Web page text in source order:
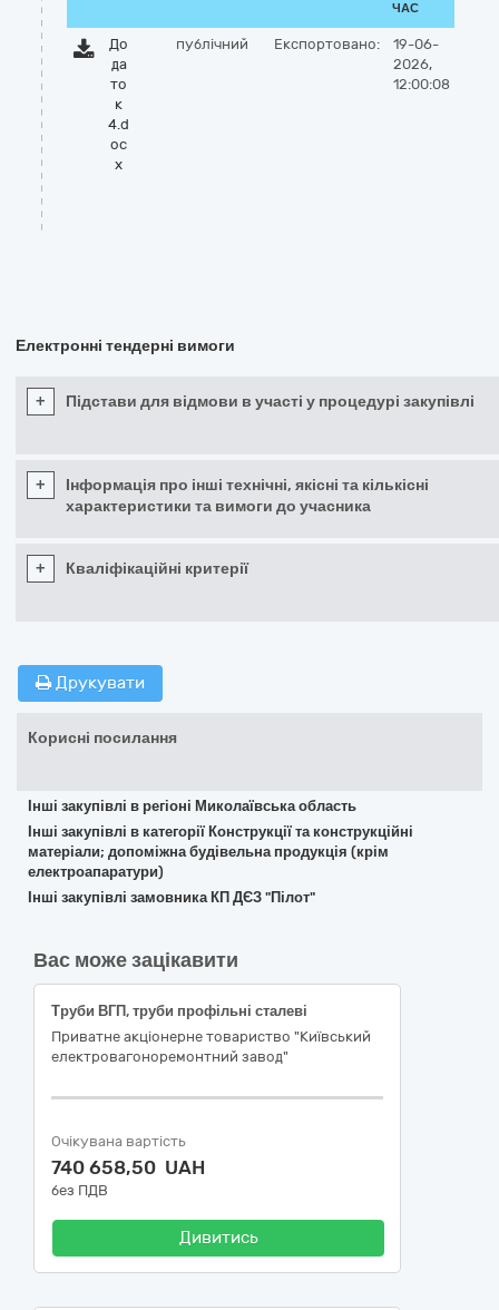
ЧАС
До
да
то
к
4.d
oc
x
публічний Експортовано:
19-06-
2026,
12:00:08
Електронні тендерні вимоги
+ Підстави для відмови в участі у процедурі закупівлі
+
Інформація про інші технічні, якісні та кількісні
характеристики та вимоги до учасника
+ Кваліфікаційні критерії
Друкувати
Корисні посилання
Інші закупівлі в регіоні Миколаївська область
Інші закупівлі в категорії Конструкції та конструкційні
матеріали; допоміжна будівельна продукція (крім
електроапаратури)
Інші закупівлі замовника КП ДЄЗ "Пілот"
Вас може зацікавити
Труби ВГП, труби профільні сталеві
Приватне акціонерне товариство "Київський
електровагоноремонтний завод"
Очікувана вартість
740 658,50 UAH
без ПДВ
Дивитись